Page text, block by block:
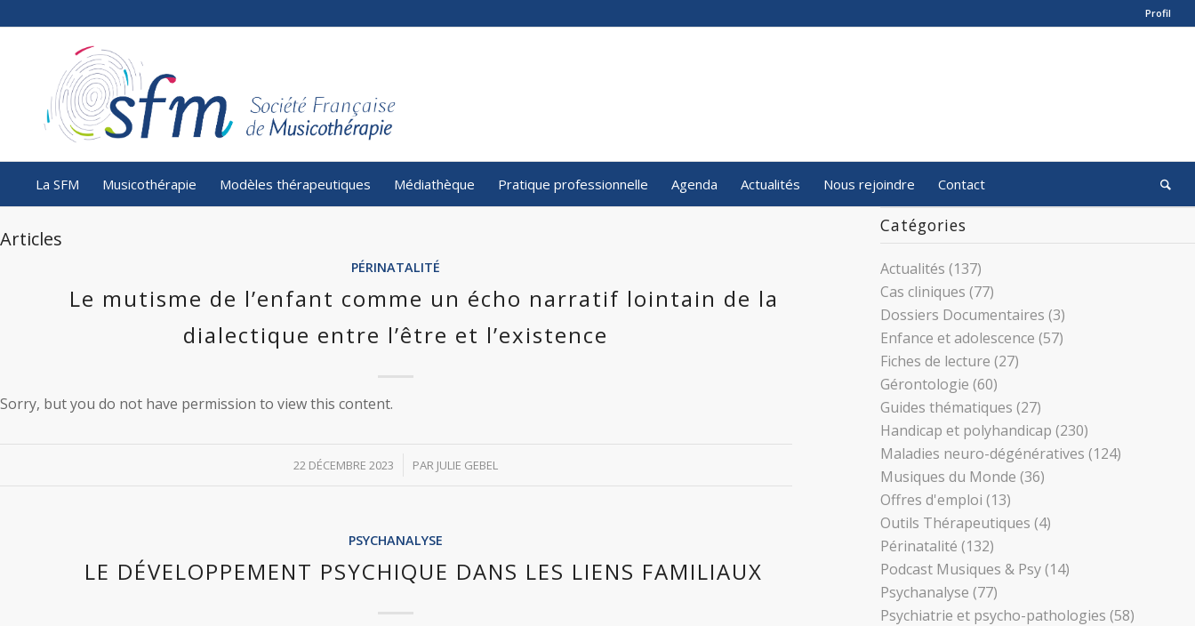
Profil
La SFM Musicothérapie Modèles thérapeutiques Médiathèque Pratique professionnelle Agenda Actualités Nous rejoindre Contact
Articles
PÉRINATALITÉ
Le mutisme de l’enfant comme un écho narratif lointain de la
dialectique entre l’être et l’existence
Sorry, but you do not have permission to view this content.
22 DÉCEMBRE 2023
/ PAR JULIE GEBEL
PSYCHANALYSE
LE DÉVELOPPEMENT PSYCHIQUE DANS LES LIENS FAMILIAUX
Catégories
Actualités (137)
Cas cliniques (77)
Dossiers Documentaires (3)
Enfance et adolescence (57)
Fiches de lecture (27)
Gérontologie (60)
Guides thématiques (27)
Handicap et polyhandicap (230)
Maladies neuro-dégénératives (124)
Musiques du Monde (36)
Offres d'emploi (13)
Outils Thérapeutiques (4)
Périnatalité (132)
Podcast Musiques & Psy(14)
Psychanalyse (77)
Psychiatrie et psycho-pathologies (58)